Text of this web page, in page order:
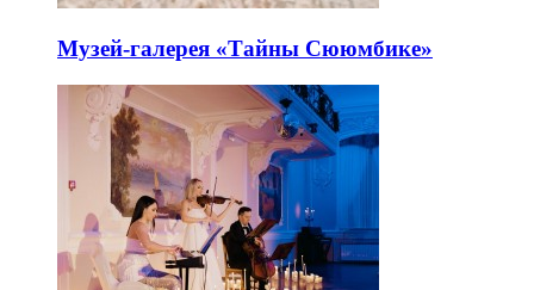
Музей-галерея «Тайны Сююмбике»